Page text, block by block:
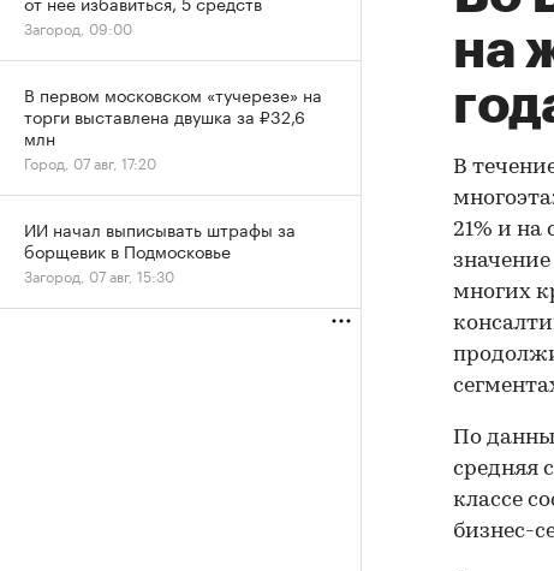
на
В
21% и на
многих
По
средняя
классе
бизнес-
Загород, 09:00
В первом московском «тучерезе» на
торги выставлена двушка за ₽32,6
млн
Город, 07 авг, 17:20
ИИ начал выписывать штрафы за
борщевик в Подмосковье
Загород, 07 авг, 15:30